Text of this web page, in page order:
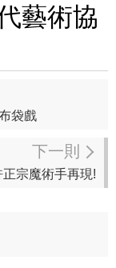
藝術協
袋戲
下一則
宗魔術手再現!